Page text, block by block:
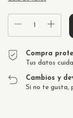
Compra
Tus datos
Cambios y
Si no te gusta,